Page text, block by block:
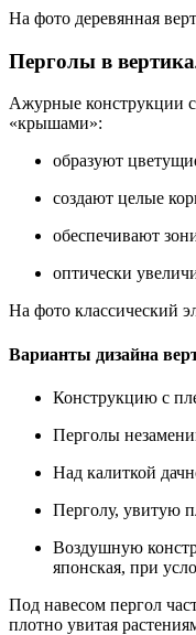
На фото деревянная
Перголы в
Ажурные конструкции
«крышами»:
образуют
создают целые
обеспечивают
оптически
На фото классический
Варианты дизайна
Конструкцию с
Перголы
Над калиткой
Перголу, увитую
Воздушную
японская, при
Под навесом пергол
плотно увитая